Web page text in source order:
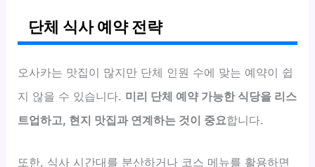
단체 식사 예약 전략
오사카는 맛집이 많지만 단체 인원 수에 맞는 예약이 쉽
지 않을 수 있습니다. 미리 단체 예약 가능한 식당을 리스
트업하고, 현지 맛집과 연계하는 것이 중요합니다.
또한, 식사 시간대를 분산하거나 코스 메뉴를 활용하면